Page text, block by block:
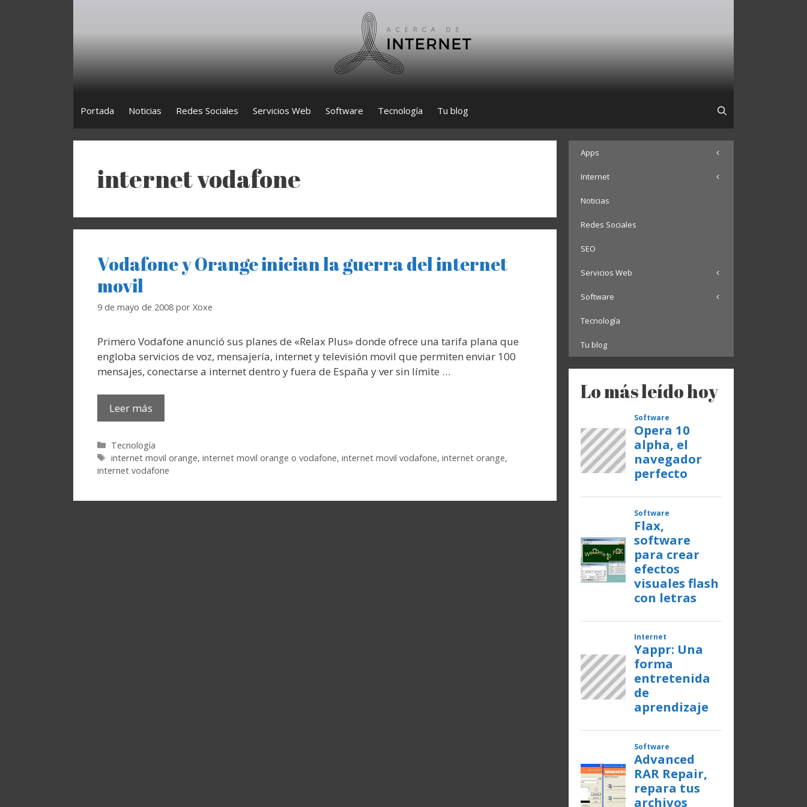
Portada Noticias Redes Sociales Servicios Web Software Tecnología Tu blog
internet vodafone
Vodafone y Orange inician la guerra del internet
movil
9 de mayo de 2008 por Xoxe
Primero Vodafone anunció sus planes de «Relax Plus» donde ofrece una tarifa plana que
engloba servicios de voz, mensajería, internet y televisión movil que permiten enviar 100
mensajes, conectarse a internet dentro y fuera de España y ver sin límite …
Leer más
Categorías
Tecnología
Etiquetas
internet movil orange,internet movil orange o vodafone,internet movil vodafone,internet orange,
internet vodafone
Apps
Internet
Noticias
Redes Sociales
SEO
Servicios Web
Software
Tecnología
Tu blog
Lo más leído hoy